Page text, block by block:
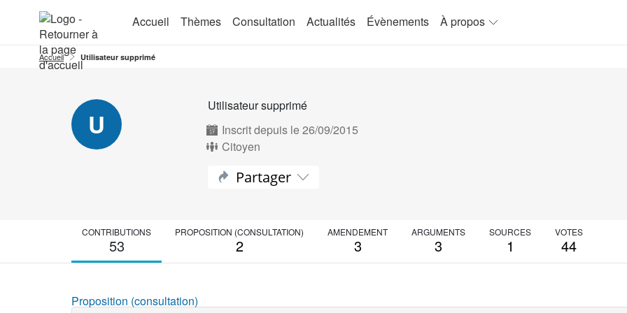
Aller au menu
Accueil Thèmes Consultation Actualités Évènements À propos
Accueil Utilisateur supprimé
U
Utilisateur supprimé
Inscrit depuis le 26/09/2015
Citoyen
Partager
CONTRIBUTIONS
53
PROPOSITION (CONSULTATION)
2
AMENDEMENT
3
ARGUMENTS
3
SOURCES
1
VOTES
44
Proposition (consultation)